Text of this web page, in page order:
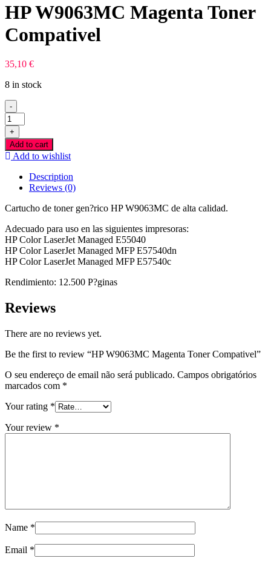
HP W9063MC Magenta Toner
Compativel
35,10 €
8 in stock
-
HP
W9063MC
Magenta
Toner
Compativel
quantity
+
Add to cart
Add to wishlist
Description
Reviews (0)
Cartucho de toner gen?rico HP W9063MC de alta calidad.
Adecuado para uso en las siguientes impresoras:
HP Color LaserJet Managed E55040
HP Color LaserJet Managed MFP E57540dn
HP Color LaserJet Managed MFP E57540c
Rendimiento: 12.500 P?ginas
Reviews
There are no reviews yet.
Be the first to review “HP W9063MC Magenta Toner Compativel”
O seu endereço de email não será publicado. Campos obrigatórios
marcados com *
Your rating *
Your review *
Name *
Email *